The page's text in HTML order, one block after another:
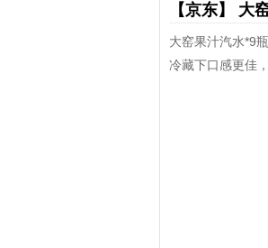
【京东】 大
大窑果汁汽水*9
冷藏下口感更佳